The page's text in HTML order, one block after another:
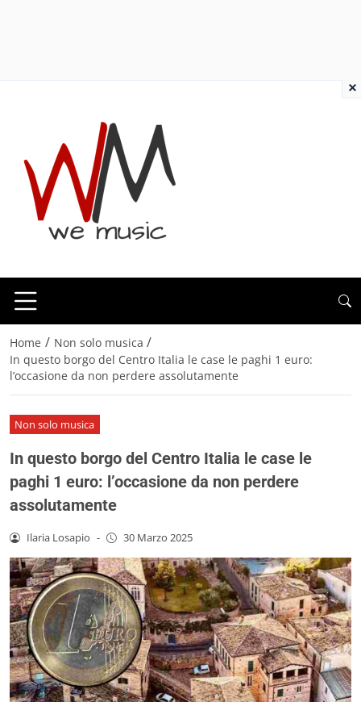
Home / Non solo musica /
In questo borgo del Centro Italia le case le paghi 1 euro:
l’occasione da non perdere assolutamente
Non solo musica
In questo borgo del Centro Italia le case le
paghi 1 euro: l’occasione da non perdere
assolutamente
Ilaria Losapio - 30 Marzo 2025
×